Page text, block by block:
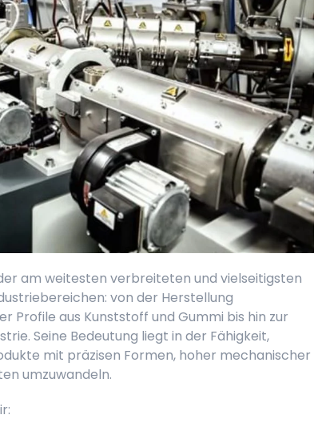
am weitesten verbreiteten und vielseitigsten
von der Herstellung
Profile aus Kunststoff und Gummi bis hin zur
Seine Bedeutung liegt in der Fähigkeit,
mit präzisen Formen, hoher mechanischer
umzuwandeln.